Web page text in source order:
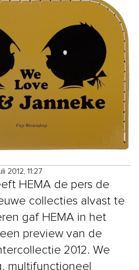
2012, 11:27
HEMA de pers de
collecties alvast te
gaf HEMA in het
preview van de
2012. We
multifunctioneel